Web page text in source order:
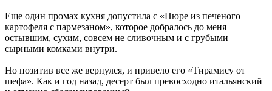
Еще один промах кухня допустила с «Пюре из печеного
картофеля с пармезаном», которое добралось до меня
остывшим, сухим, совсем не сливочным и с грубыми
сырными комками внутри.
Но позитив все же вернулся, и привело его «Тирамису от
шефа». Как и год назад, десерт был превосходно итальянский